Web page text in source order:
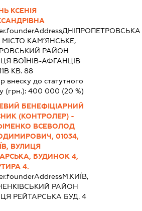
КСЕНІЯ
ДНІПРОПЕТРОВСЬКА
МІСТО КАМ’ЯНСЬКЕ,
РАЙОН
ВОЇНІВ-АФГАНЦІВ
КВ. 88
внеску до статутного
(грн.): 400 000 (20 %)
БЕНЕФІЦІАРНИЙ
(КОНТРОЛЕР) -
ВСЕВОЛОД
01034,
ВУЛИЦЯ
БУДИНОК 4,
4.
М.КИЇВ,
РАЙОН
РЕЙТАРСЬКА БУД. 4